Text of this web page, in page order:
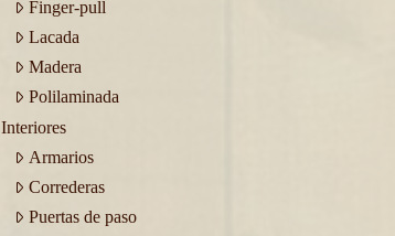
Finger-pull
Lacada
Madera
Polilaminada
Interiores
Armarios
Correderas
Puertas de paso